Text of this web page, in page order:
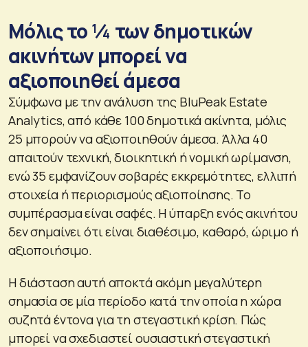
Μόλις το ¼ των δημοτικών
ακινήτων μπορεί να
αξιοποιηθεί άμεσα
Σύμφωνα με την ανάλυση της BluPeak Estate
Analytics, από κάθε 100 δημοτικά ακίνητα, μόλις
25 μπορούν να αξιοποιηθούν άμεσα. Άλλα 40
απαιτούν τεχνική, διοικητική ή νομική ωρίμανση,
ενώ 35 εμφανίζουν σοβαρές εκκρεμότητες, ελλιπή
στοιχεία ή περιορισμούς αξιοποίησης. Το
συμπέρασμα είναι σαφές. Η ύπαρξη ενός ακινήτου
δεν σημαίνει ότι είναι διαθέσιμο, καθαρό, ώριμο ή
αξιοποιήσιμο.
Η διάσταση αυτή αποκτά ακόμη μεγαλύτερη
σημασία σε μία περίοδο κατά την οποία η χώρα
συζητά έντονα για τη στεγαστική κρίση. Πώς
μπορεί να σχεδιαστεί ουσιαστική στεγαστική